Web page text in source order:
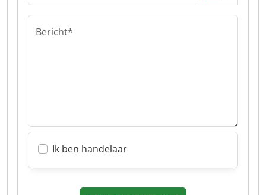
Bericht*
Ik ben handelaar